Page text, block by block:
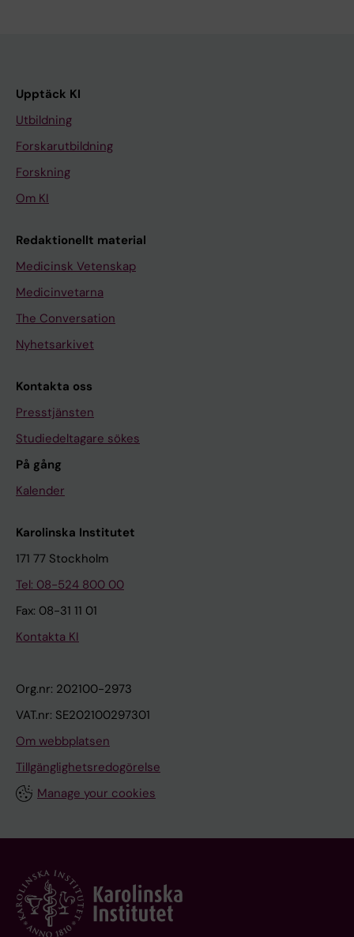
Upptäck KI
Utbildning
Forskarutbildning
Forskning
Om KI
Redaktionellt material
Medicinsk Vetenskap
Medicinvetarna
The Conversation
Nyhetsarkivet
Kontakta oss
Presstjänsten
Studiedeltagare sökes
På gång
Kalender
Karolinska Institutet
171 77 Stockholm
Tel: 08-524 800 00
Fax: 08-31 11 01
Kontakta KI
Org.nr: 202100-2973
VAT.nr: SE202100297301
Om webbplatsen
Tillgänglighetsredogörelse
Manage your cookies